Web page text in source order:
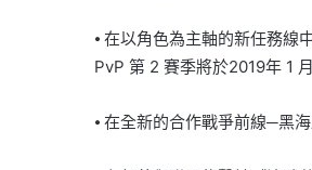
⦁ 在以角色為主軸的新任務線
PvP 第 2 賽季將於2019年 1
⦁ 在全新的合作戰爭前線─黑